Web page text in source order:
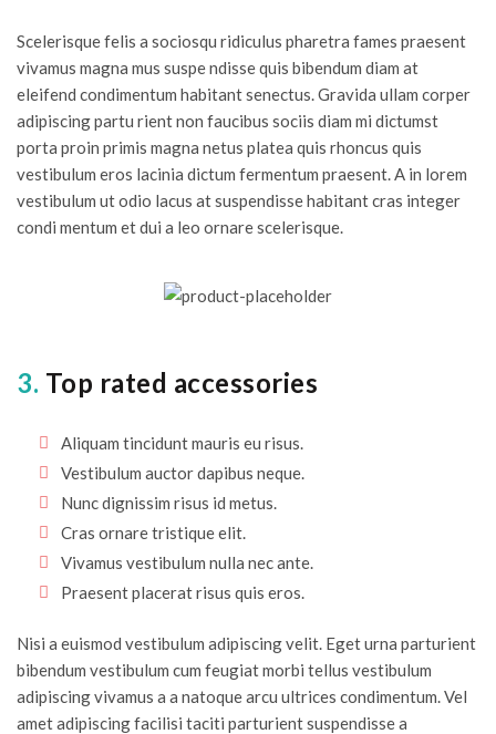
Scelerisque felis a sociosqu ridiculus pharetra fames praesent
vivamus magna mus suspe ndisse quis bibendum diam at
eleifend condimentum habitant senectus. Gravida ullam corper
adipiscing partu rient non faucibus sociis diam mi dictumst
porta proin primis magna netus platea quis rhoncus quis
vestibulum eros lacinia dictum fermentum praesent. A in lorem
vestibulum ut odio lacus at suspendisse habitant cras integer
condi mentum et dui a leo ornare scelerisque.
3. Top rated accessories
Aliquam tincidunt mauris eu risus.
Vestibulum auctor dapibus neque.
Nunc dignissim risus id metus.
Cras ornare tristique elit.
Vivamus vestibulum nulla nec ante.
Praesent placerat risus quis eros.
Nisi a euismod vestibulum adipiscing velit. Eget urna parturient
bibendum vestibulum cum feugiat morbi tellus vestibulum
adipiscing vivamus a a natoque arcu ultrices condimentum. Vel
amet adipiscing facilisi taciti parturient suspendisse a